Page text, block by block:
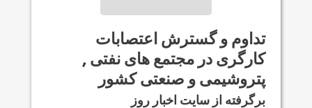
تداوم و گسترش اعتصابات
کارگری در مجتمع های نفتی ,
پتروشیمی و صنعتی کشور
برگرفته از سایت اخبار روز